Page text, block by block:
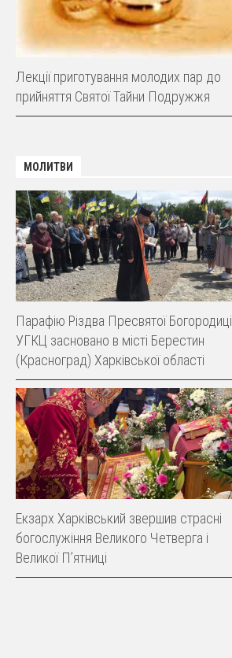
Лекції приготування молодих пар до
прийняття Святої Тайни Подружжя
МОЛИТВИ
Парафію Різдва Пресвятої Богородиці
УГКЦ засновано в місті Берестин
(Красноград) Харківської області
Екзарх Харківський звершив страсні
богослужіння Великого Четверга і
Великої Пʼятниці